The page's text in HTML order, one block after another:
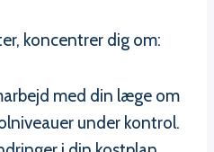
koncentrer dig om:
med din læge om
under kontrol.